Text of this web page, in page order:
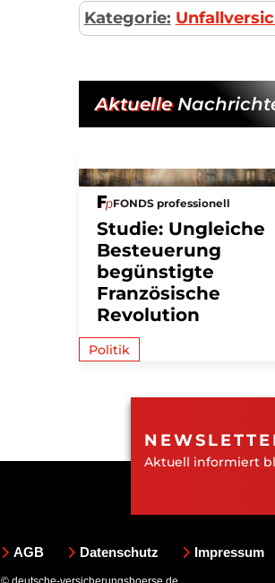
Kategorie:
Aktuelle
FONDS professionell
Studie: Ungleiche
Besteuerung
begünstigte
Französische
Revolution
Politik
Aktuell informiert
AGB Datenschutz Impressum